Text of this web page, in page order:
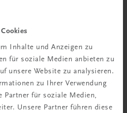
Inhalte und Anzeigen zu
für soziale Medien anbieten zu
unsere Website zu analysieren.
zu Ihrer Verwendung
Partner für soziale Medien,
Unsere Partner führen diese
Kundin